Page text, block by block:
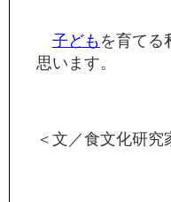
子どもを育てる
思います。
＜文／食文化研究